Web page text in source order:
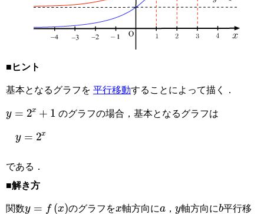
■ヒント
基本となるグラフを 平行移動することによって描く．
2x+ のグラフの場合，基本となるグラフは
2x
である．
■解き方
関数 x ) のグラフを 軸方向に ， 軸方向に
b
平行移